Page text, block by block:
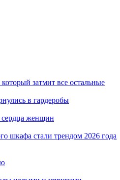
затмит все остальные
в гардеробы
сердца женщин
шкафа стали трендом 2026 года